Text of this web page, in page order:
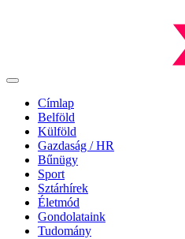
Címlap
Belföld
Külföld
Gazdaság / HR
Bűnügy
Sport
Sztárhírek
Életmód
Gondolataink
Tudomány